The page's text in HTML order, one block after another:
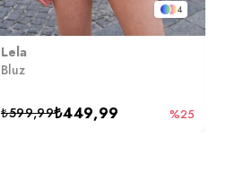
4
Lela
Bluz
₺449,99
₺599,99 %25